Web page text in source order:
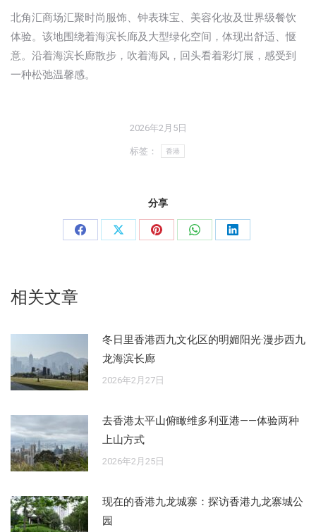
北角汇商场汇聚时尚服饰、钟表珠宝、美容化妆及世界级餐饮
体验。该地围绕着海滨长廊及大型绿化空间，体现出舒适、惬
意。沿着海滨长廊散步，吹着海风，回头看着彩灯展，感受到
一种松弛温馨感。
2026年2月5日
标签： 香港
分享
分
分
分
分
分
相关文章
冬日里香港西九文化区的明媚阳光·漫步西九
龙海滨长廊
2026年2月27日
去香港太平山俯瞰维多利亚港——体验两种
上山方式
2026年2月25日
现在的香港九龙城寨：探访香港九龙寨城公
园